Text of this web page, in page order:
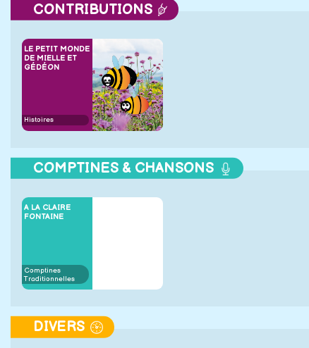
CONTRIBUTIONS
LE PETIT MONDE
DE MIELLE ET
GÉDÉON
Histoires
COMPTINES & CHANSONS
A LA CLAIRE
FONTAINE
Comptines
Traditionnelles
DIVERS